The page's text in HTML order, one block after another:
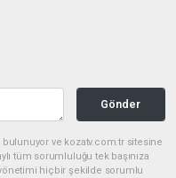
Gönder
bulunuyor ve kozatv.com.tr sitesine
tüm sorumluluğu tek başınıza
hiçbir şekilde sorumlu